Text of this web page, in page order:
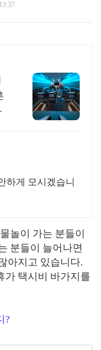
하게 모시겠습니
놀이 가는 분들이
분들이 늘어나면
아지고 있습니다.
가 택시비 바가지를
?